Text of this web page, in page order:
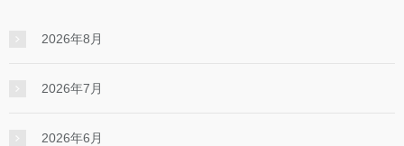
2026年8月
2026年7月
2026年6月